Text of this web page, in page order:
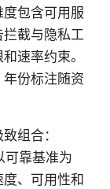
包含可用服
截与隐私工
速率约束。
份标注随资
组合：
可靠基准为
、可用性和